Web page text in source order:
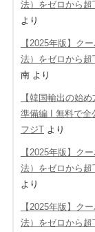
法）をゼロから超
より
【2025年版】ク
法）をゼロから超
南より
【韓国輸出の始
準備編 Ι 無料で全
フジTより
【2025年版】ク
法）をゼロから超
より
【2025年版】ク
法）をゼロから超